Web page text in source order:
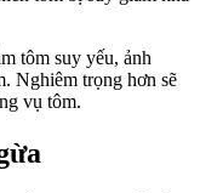
tôm suy yếu, ảnh
Nghiêm trọng hơn sẽ
vụ tôm.